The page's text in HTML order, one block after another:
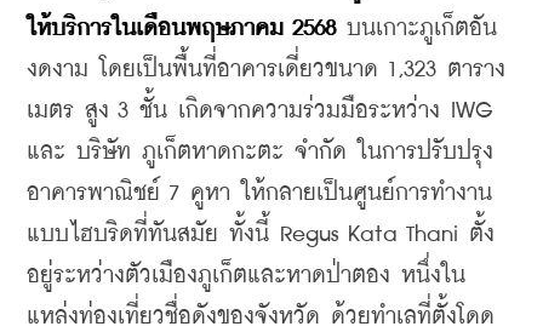
ให้บริการในเดือนพฤษภาคม 2568 บนเกาะภูเก็ตอัน
งดงาม โดยเป็นพื้นที่อาคารเดี่ยวขนาด 1,323 ตาราง
เมตร สูง 3 ชั้น เกิดจากความร่วมมือระหว่าง IWG
และ บริษัท ภูเก็ตหาดกะตะ จำกัด ในการปรับปรุง
อาคารพาณิชย์ 7 คูหา ให้กลายเป็นศูนย์การทำงาน
แบบไฮบริดที่ทันสมัย ทั้งนี้ Regus Kata Thani ตั้ง
อยู่ระหว่างตัวเมืองภูเก็ตและหาดป่าตอง หนึ่งใน
แหล่งท่องเที่ยวชื่อดังของจังหวัด ด้วยทำเลที่ตั้งโดด